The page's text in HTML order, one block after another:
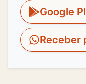
Google
Receber